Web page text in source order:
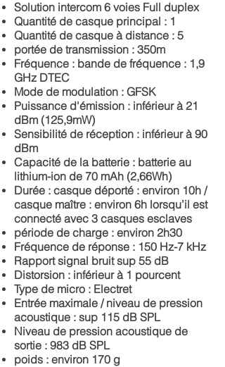
Solution intercom 6 voies Full duplex
Quantité de casque principal : 1
Quantité de casque à distance : 5
portée de transmission : 350m
Fréquence : bande de fréquence : 1,9
GHz DTEC
Mode de modulation : GFSK
Puissance d'émission : inférieur à 21
dBm (125,9mW)
Sensibilité de réception : inférieur à 90
dBm
Capacité de la batterie : batterie au
lithium-ion de 70 mAh (2,66Wh)
Durée : casque déporté : environ 10h /
casque maître : environ 6h lorsqu’il est
connecté avec 3 casques esclaves
période de charge : environ 2h30
Fréquence de réponse : 150 Hz-7 kHz
Rapport signal bruit sup 55 dB
Distorsion : inférieur à 1 pourcent
Type de micro : Electret
Entrée maximale / niveau de pression
acoustique : sup 115 dB SPL
Niveau de pression acoustique de
sortie : 983 dB SPL
poids : environ 170 g